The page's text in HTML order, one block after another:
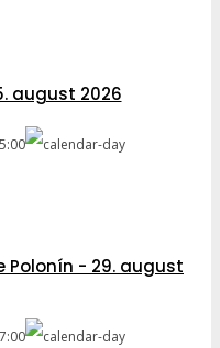
august 2026
Polonín - 29. august